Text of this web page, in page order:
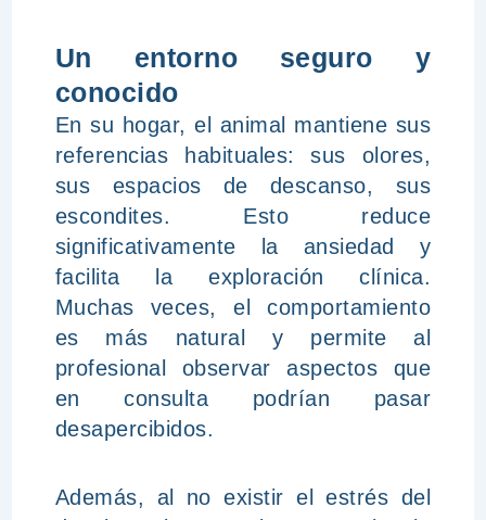
Un entorno seguro y
conocido
En su hogar, el animal mantiene sus
referencias habituales: sus olores,
sus espacios de descanso, sus
escondites. Esto reduce
significativamente la ansiedad y
facilita la exploración clínica.
Muchas veces, el comportamiento
es más natural y permite al
profesional observar aspectos que
en consulta podrían pasar
desapercibidos.
Además, al no existir el estrés del